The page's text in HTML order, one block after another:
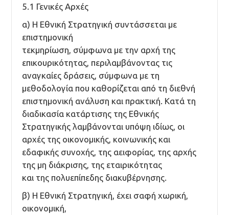
5.1 Γενικές Αρχές
α) Η Εθνική Στρατηγική συντάσσεται με
επιστημονική
τεκμηρίωση, σύμφωνα με την αρχή της
επικουρικότητας, περιλαμβάνοντας τις
αναγκαίες δράσεις, σύμφωνα με τη
μεθοδολογία που καθορίζεται από τη διεθνή
επιστημονική ανάλυση και πρακτική. Κατά τη
διαδικασία κατάρτισης της Εθνικής
Στρατηγικής λαμβάνονται υπόψη ιδίως, οι
αρχές της οικονομικής, κοινωνικής και
εδαφικής συνοχής, της αειφορίας, της αρχής
της μη διάκρισης, της εταιρικότητας
και της πολυεπίπεδης διακυβέρνησης.
β) Η Εθνική Στρατηγική, έχει σαφή χωρική,
οικονομική,